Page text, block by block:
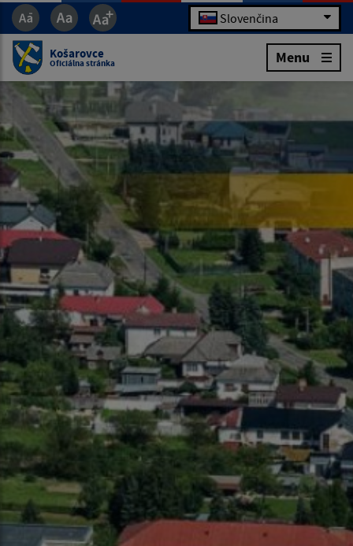
Slovenčina
Košarovce
Oficiálna stránka Menu